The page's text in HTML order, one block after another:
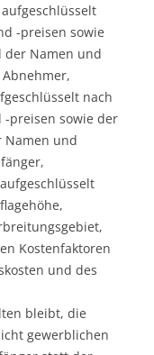
-preisen sowie
der Namen und
nach
-preisen sowie der
Namen und
Kostenfaktoren
und des
bleibt, die
gewerblichen